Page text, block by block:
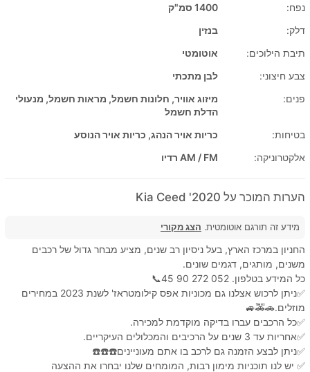
נפח:
1400 סמ"ק
דלק:
בנזין
תיבת הילוכים:
אוטומטי
צבע חיצוני:
לבן מתכתי
פנים:
מיזוג אוויר, חלונות חשמל, מראות חשמל, מנעולי
הדלת חשמל
בטיחות:
כריות אויר הנהג, כריות אויר הנוסע
אלקטרוניקה:
AM / FM רדיו
הערות המוכר על 2020' Kia Ceed
מידע זה תורגם אוטומטית. הצג מקורי
החניון במרכז הארץ, בעל ניסיון רב שנים, מציע מבחר גדול של רכבים
משנים, מותגים, דגמים שונים.
כל המידע בטלפון. 052 272 90 45📞
✅ניתן לרכוש אצלנו גם מכוניות אפס קילומטראז' לשנת 2023 במחירים
מוזלים.🚗🚕🚙
✅כל הרכבים עברו בדיקה מוקדמת למכירה.
✅אחריות עד 3 שנים על הרכיבים והמכלולים העיקריים.
✅ניתן לבצע הזמנה גם לרכב בו אתם מעוניינים☎️☎️☎️
✅ יש לנו תוכניות מימון רבות, המומחים שלנו יבחרו את ההצעה